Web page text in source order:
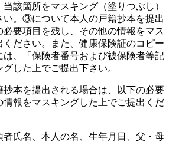
該箇所をマスキング（塗りつぶし）
い。③について本人の戸籍抄本を提出
必要項目を残し、その他の情報をマス
ださい。また、健康保険証のコピー
は、「保険者番号および被保険者等記
した上でご提出下さい。
本を提出される場合は、以下の必要
報をマスキングした上でご提出くだ
者氏名、本人の名、生年月日、父・母